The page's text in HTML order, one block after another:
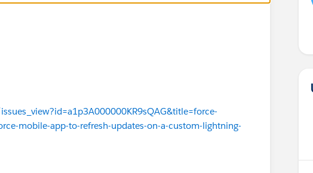
mobile-app-to-refresh-updates-on-a-custom-lightning-